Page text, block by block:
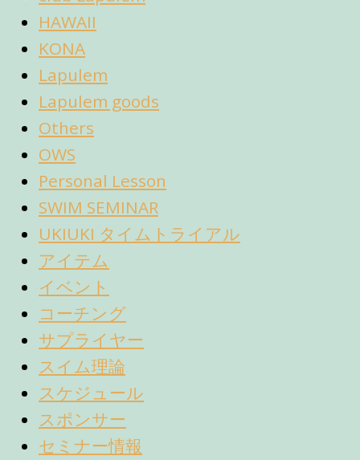
HAWAII
KONA
Lapulem
Lapulem goods
Others
OWS
Personal Lesson
SWIM SEMINAR
UKIUKI タイムトライアル
アイテム
イベント
コーチング
サプライヤー
スイム理論
スケジュール
スポンサー
セミナー情報